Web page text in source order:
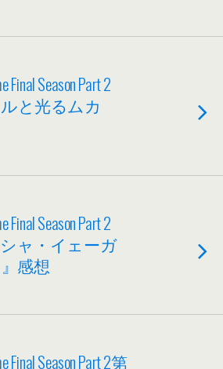
Season Part 2
と光るムカ
Season Part 2
ャ・イェーガ
感想
Season Part 2第